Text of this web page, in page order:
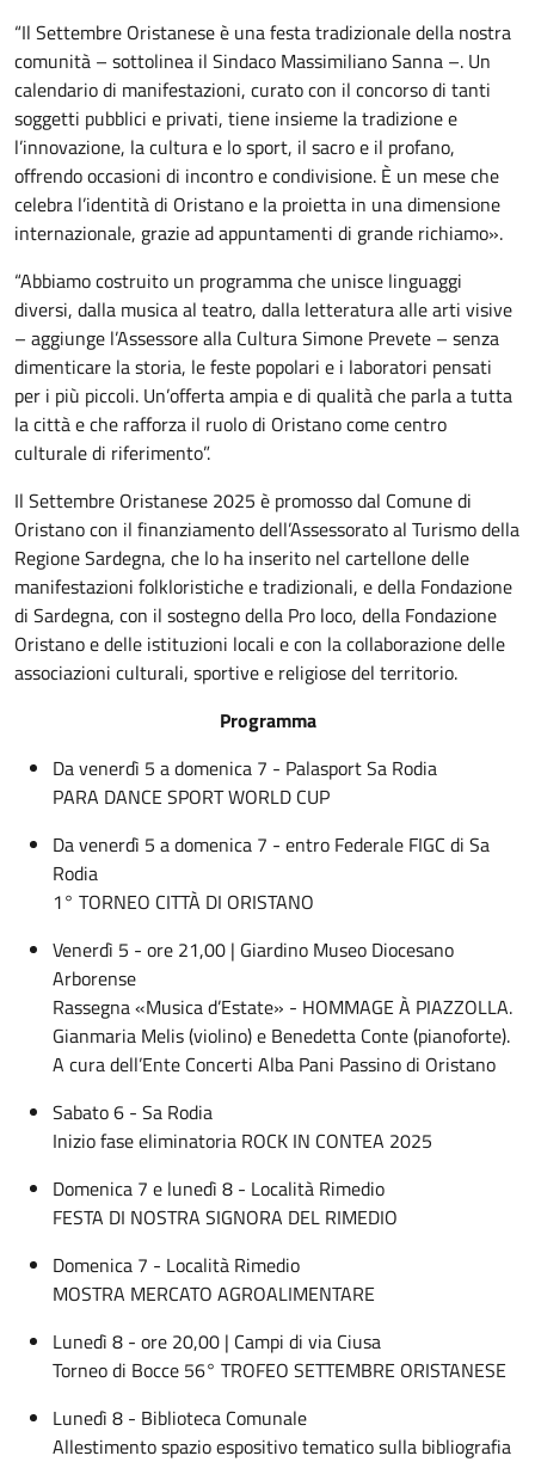
“Il Settembre Oristanese è una festa tradizionale della nostra
comunità – sottolinea il Sindaco Massimiliano Sanna –. Un
calendario di manifestazioni, curato con il concorso di tanti
soggetti pubblici e privati, tiene insieme la tradizione e
l’innovazione, la cultura e lo sport, il sacro e il profano,
offrendo occasioni di incontro e condivisione. È un mese che
celebra l’identità di Oristano e la proietta in una dimensione
internazionale, grazie ad appuntamenti di grande richiamo».
“Abbiamo costruito un programma che unisce linguaggi
diversi, dalla musica al teatro, dalla letteratura alle arti visive
– aggiunge l’Assessore alla Cultura Simone Prevete – senza
dimenticare la storia, le feste popolari e i laboratori pensati
per i più piccoli. Un’offerta ampia e di qualità che parla a tutta
la città e che rafforza il ruolo di Oristano come centro
culturale di riferimento”.
Il Settembre Oristanese 2025 è promosso dal Comune di
Oristano con il finanziamento dell’Assessorato al Turismo della
Regione Sardegna, che lo ha inserito nel cartellone delle
manifestazioni folkloristiche e tradizionali, e della Fondazione
di Sardegna, con il sostegno della Pro loco, della Fondazione
Oristano e delle istituzioni locali e con la collaborazione delle
associazioni culturali, sportive e religiose del territorio.
Programma
Da venerdì 5 a domenica 7 - Palasport Sa Rodia
PARA DANCE SPORT WORLD CUP
Da venerdì 5 a domenica 7 - entro Federale FIGC di Sa
Rodia
1° TORNEO CITTÀ DI ORISTANO
Venerdì 5 - ore 21,00 | Giardino Museo Diocesano
Arborense
Rassegna «Musica d’Estate» - HOMMAGE À PIAZZOLLA.
Gianmaria Melis (violino) e Benedetta Conte (pianoforte).
A cura dell’Ente Concerti Alba Pani Passino di Oristano
Sabato 6 - Sa Rodia
Inizio fase eliminatoria ROCK IN CONTEA 2025
Domenica 7 e lunedì 8 - Località Rimedio
FESTA DI NOSTRA SIGNORA DEL RIMEDIO
Domenica 7 - Località Rimedio
MOSTRA MERCATO AGROALIMENTARE
Lunedì 8 - ore 20,00 | Campi di via Ciusa
Torneo di Bocce 56° TROFEO SETTEMBRE ORISTANESE
Lunedì 8 - Biblioteca Comunale
Allestimento spazio espositivo tematico sulla bibliografia